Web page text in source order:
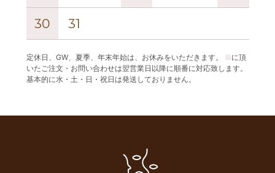
30 31
定休日、GW、夏季、年末年始は、お休みをいただきます。
に頂
いたご注文・お問い合わせは翌営業日以降に順番に対応致します。
基本的に水・土・日・祝日は発送しておりません。